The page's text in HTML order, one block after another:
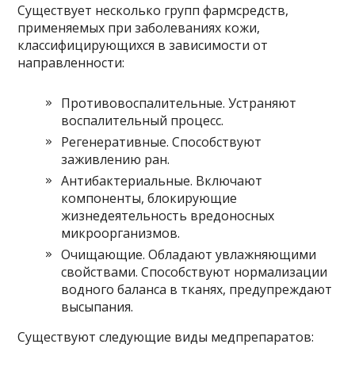
Существует несколько групп фармсредств,
применяемых при заболеваниях кожи,
классифицирующихся в зависимости от
направленности:
Противовоспалительные. Устраняют
воспалительный процесс.
Регенеративные. Способствуют
заживлению ран.
Антибактериальные. Включают
компоненты, блокирующие
жизнедеятельность вредоносных
микроорганизмов.
Очищающие. Обладают увлажняющими
свойствами. Способствуют нормализации
водного баланса в тканях, предупреждают
высыпания.
Существуют следующие виды медпрепаратов: